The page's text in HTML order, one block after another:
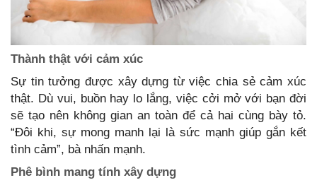
Thành thật với cảm xúc
Sự tin tưởng được xây dựng từ việc chia sẻ cảm xúc
thật. Dù vui, buồn hay lo lắng, việc cởi mở với bạn đời
sẽ tạo nên không gian an toàn để cả hai cùng bày tỏ.
“Đôi khi, sự mong manh lại là sức mạnh giúp gắn kết
tình cảm”, bà nhấn mạnh.
Phê bình mang tính xây dựng